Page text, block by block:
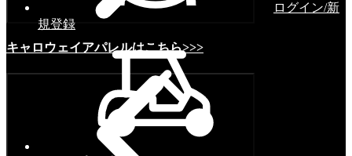
キャロウェイアパレルはこちら>>>
ログイン/新
規登録